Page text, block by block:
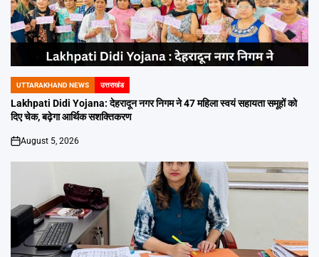
POSTED
IN
UTTARAKHAND NEWS उत्तराखंड
Lakhpati Didi Yojana: देहरादून नगर निगम ने 47 महिला स्वयं सहायता समूहों को
दिए चेक, बढ़ेगा आर्थिक सशक्तिकरण
on
August 5, 2026